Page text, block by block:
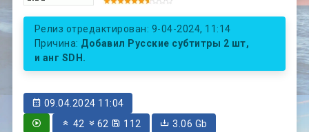
Релиз отредактирован: 9-04-2024, 11:14
Причина: Добавил Русские субтитры 2 шт,
и анг SDH.
09.04.2024 11:04
42
62 112
3.06 Gb